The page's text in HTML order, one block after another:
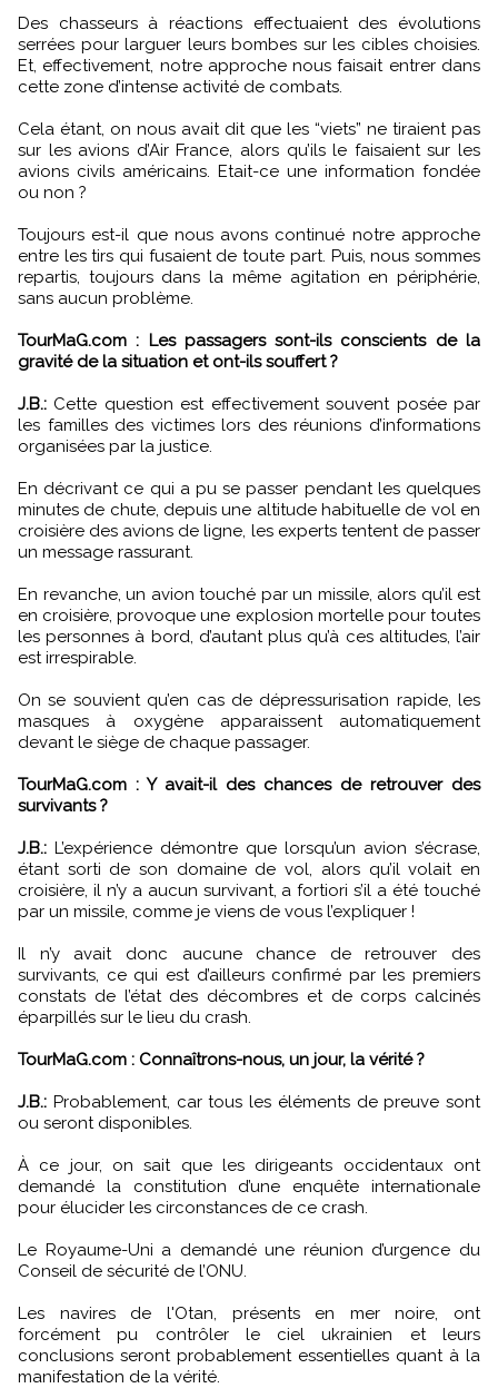
Des chasseurs à réactions effectuaient des évolutions
serrées pour larguer leurs bombes sur les cibles choisies.
Et, effectivement, notre approche nous faisait entrer dans
cette zone d’intense activité de combats.
Cela étant, on nous avait dit que les “viets” ne tiraient pas
sur les avions d’Air France, alors qu’ils le faisaient sur les
avions civils américains. Etait-ce une information fondée
ou non ?
Toujours est-il que nous avons continué notre approche
entre les tirs qui fusaient de toute part. Puis, nous sommes
repartis, toujours dans la même agitation en périphérie,
sans aucun problème.
TourMaG.com : Les passagers sont-ils conscients de la
gravité de la situation et ont-ils souffert ?
J.B.: Cette question est effectivement souvent posée par
les familles des victimes lors des réunions d’informations
organisées par la justice.
En décrivant ce qui a pu se passer pendant les quelques
minutes de chute, depuis une altitude habituelle de vol en
croisière des avions de ligne, les experts tentent de passer
un message rassurant.
En revanche, un avion touché par un missile, alors qu’il est
en croisière, provoque une explosion mortelle pour toutes
les personnes à bord, d’autant plus qu’à ces altitudes, l’air
est irrespirable.
On se souvient qu’en cas de dépressurisation rapide, les
masques à oxygène apparaissent automatiquement
devant le siège de chaque passager.
TourMaG.com : Y avait-il des chances de retrouver des
survivants ?
J.B.: L’expérience démontre que lorsqu’un avion s’écrase,
étant sorti de son domaine de vol, alors qu’il volait en
croisière, il n’y a aucun survivant, a fortiori s’il a été touché
par un missile, comme je viens de vous l’expliquer !
Il n’y avait donc aucune chance de retrouver des
survivants, ce qui est d’ailleurs confirmé par les premiers
constats de l’état des décombres et de corps calcinés
éparpillés sur le lieu du crash.
TourMaG.com : Connaîtrons-nous, un jour, la vérité ?
J.B.: Probablement, car tous les éléments de preuve sont
ou seront disponibles.
À ce jour, on sait que les dirigeants occidentaux ont
demandé la constitution d’une enquête internationale
pour élucider les circonstances de ce crash.
Le Royaume-Uni a demandé une réunion d’urgence du
Conseil de sécurité de l’ONU.
Les navires de l'Otan, présents en mer noire, ont
forcément pu contrôler le ciel ukrainien et leurs
conclusions seront probablement essentielles quant à la
manifestation de la vérité.